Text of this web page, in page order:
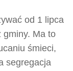
od 1 lipca
gminy. Ma to
śmieci,
segregacja